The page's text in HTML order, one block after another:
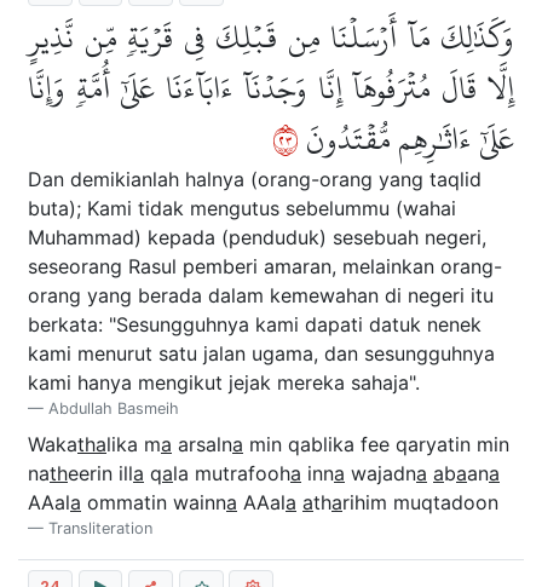
وَكَذَٰلِكَ مَآ أَرۡسَلۡنَا مِن قَبۡلِكَ فِي قَرۡيَةٖ مِّن نَّذِيرٍ
إِلَّا قَالَ مُتۡرَفُوهَآ إِنَّا وَجَدۡنَآ ءَابَآءَنَا عَلَىٰٓ أُمَّةٖ وَإِنَّا
عَلَىٰٓ ءَاثَٰرِهِم مُّقۡتَدُونَ٣٢
Dan demikianlah halnya (orang-orang yang taqlid
buta); Kami tidak mengutus sebelummu (wahai
Muhammad) kepada (penduduk) sesebuah negeri,
seseorang Rasul pemberi amaran, melainkan orang-
orang yang berada dalam kemewahan di negeri itu
berkata: "Sesungguhnya kami dapati datuk nenek
kami menurut satu jalan ugama, dan sesungguhnya
kami hanya mengikut jejak mereka sahaja".
Abdullah Basmeih
Wakathalika ma arsalna min qablika fee qaryatin min
natheerin illa qala mutrafooha inna wajadna abaana
AAala ommatin wainna AAala atharihim muqtadoon
Transliteration